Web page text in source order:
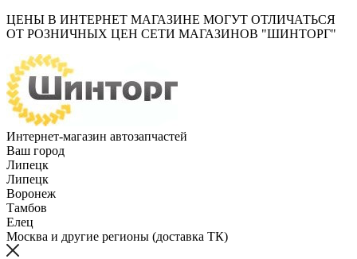
ЦЕНЫ В ИНТЕРНЕТ МАГАЗИНЕ МОГУТ ОТЛИЧАТЬСЯ
ОТ РОЗНИЧНЫХ ЦЕН СЕТИ МАГАЗИНОВ "ШИНТОРГ"
Интернет-магазин автозапчастей
Ваш город
Липецк
Липецк
Воронеж
Тамбов
Елец
Москва и другие регионы (доставка ТК)